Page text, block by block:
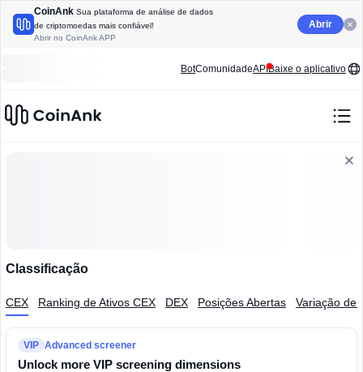
CoinAnk Sua plataforma de análise de dados
de criptomoedas mais confiável!
Abrir no CoinAnk APP
Abrir
BotComunidadeAPIBaixe o aplicativo
Classificação
CEX Ranking de Ativos CEX DEX Posições Abertas Variação de
VIP Advanced screener
Unlock more VIP screening dimensions